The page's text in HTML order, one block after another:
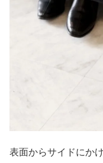
表面からサイドにか